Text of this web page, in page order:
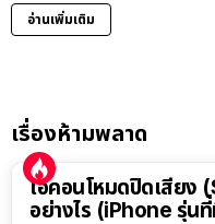
อ่านเพิ่มเติม
เรื่องห้ามพลาด
ไอคอนโหมดปิดเสียง
อย่างไร (iPhone รุ่น